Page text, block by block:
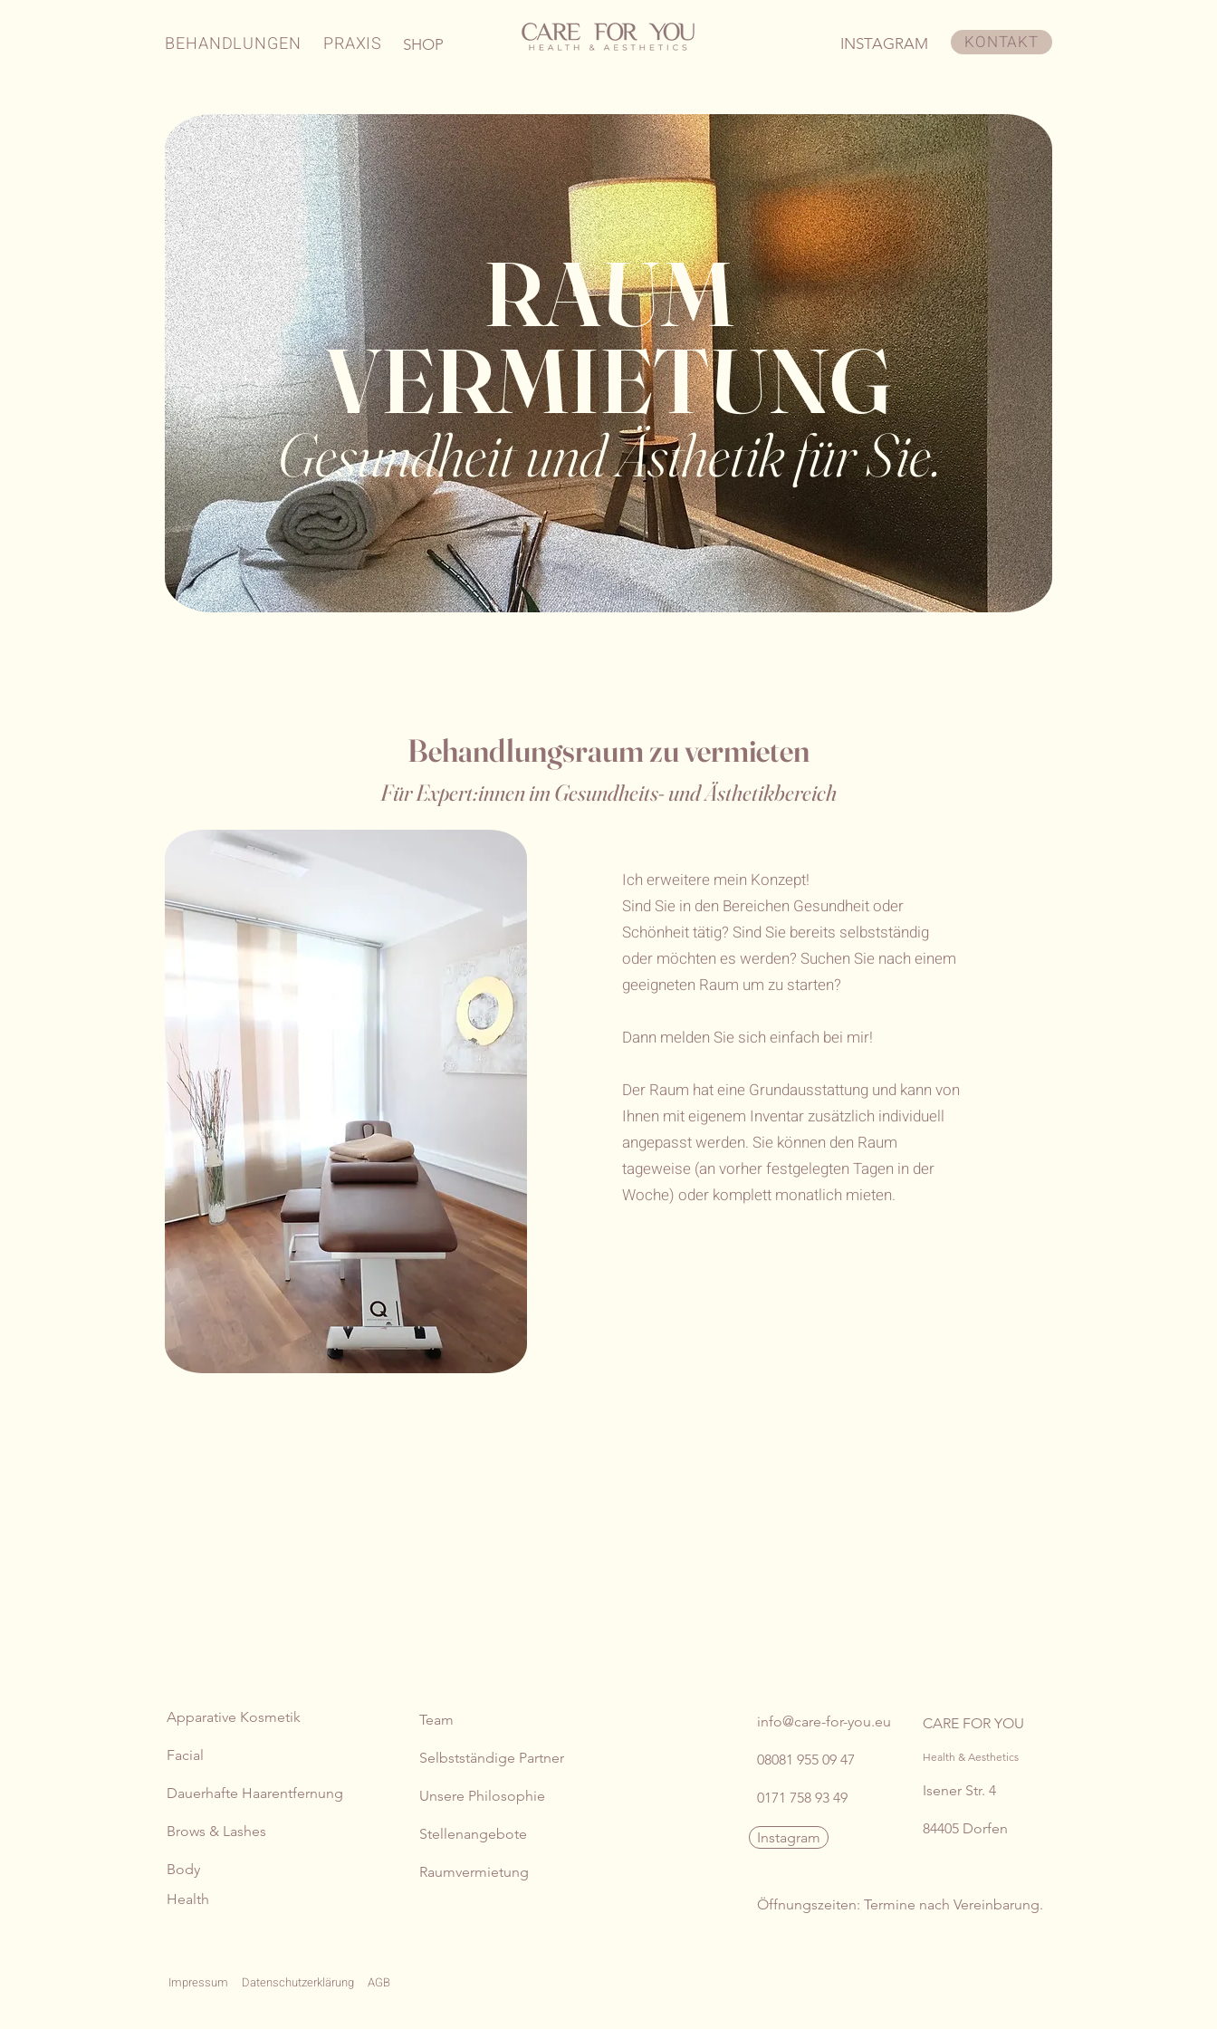
BEHANDLUNGEN PRAXIS SHOP INSTAGRAM KONTAKT
RAUM
Gesundheit und Ästhetik für Sie.
VERMIETUNG
Behandlungsraum zu vermieten
Für Expert:innen im Gesundheits- und Ästhetikbereich
Ich erweitere mein Konzept!
Sind Sie in den Bereichen Gesundheit oder
Schönheit tätig? Sind Sie bereits selbstständig
oder möchten es werden? Suchen Sie nach einem
geeigneten Raum um zu starten?
Dann melden Sie sich einfach bei mir!
Der Raum hat eine Grundausstattung und kann von
Ihnen mit eigenem Inventar zusätzlich individuell
angepasst werden. Sie können den Raum
tageweise (an vorher festgelegten Tagen in der
Woche) oder komplett monatlich mieten.
Apparative Kosmetik
Facial
Dauerhafte Haarentfernung
Brows & Lashes
Body
Health
Team
Selbstständige Partner
Unsere Philosophie
Stellenangebote
info@care-for-you.eu
08081 955 09 47
0171 758 93 49
Instagram
CARE FOR YOU
Health & Aesthetics
Isener Str. 4
84405 Dorfen
Raumvermietung
Öffnungszeiten: Termine nach Vereinbarung.
Impressum Datenschutzerklärung AGB